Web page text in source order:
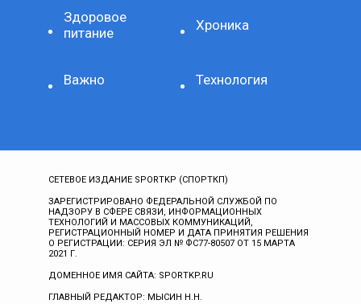
Здоровое
питание
Хроника
Важно Технология
СЕТЕВОЕ ИЗДАНИЕ SPORTKP (СПОРТКП)
ЗАРЕГИСТРИРОВАНО ФЕДЕРАЛЬНОЙ СЛУЖБОЙ ПО
НАДЗОРУ В СФЕРЕ СВЯЗИ, ИНФОРМАЦИОННЫХ
ТЕХНОЛОГИЙ И МАССОВЫХ КОММУНИКАЦИЙ,
РЕГИСТРАЦИОННЫЙ НОМЕР И ДАТА ПРИНЯТИЯ РЕШЕНИЯ
О РЕГИСТРАЦИИ: СЕРИЯ ЭЛ № ФС77-80507 ОТ 15 МАРТА
2021 Г.
ДОМЕННОЕ ИМЯ САЙТА: SPORTKP.RU
ГЛАВНЫЙ РЕДАКТОР: МЫСИН Н.Н.